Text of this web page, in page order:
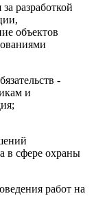
разработкой
объектов
-
и
в сфере охраны
работ на